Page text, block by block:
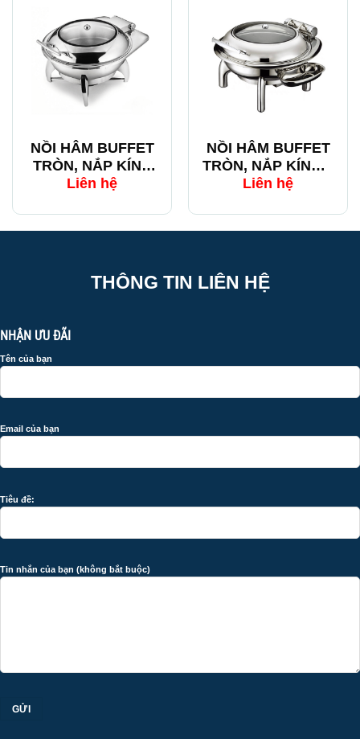
NỒI HÂM BUFFET
TRÒN, NẮP KÍNH
8036
Liên hệ
NỒI HÂM BUFFET
TRÒN, NẮP KÍNH –
F018
Liên hệ
THÔNG TIN LIÊN HỆ
NHẬN ƯU ĐÃI
Tên của bạn
Email của bạn
Tiêu đề:
Tin nhắn của bạn (không bắt buộc)